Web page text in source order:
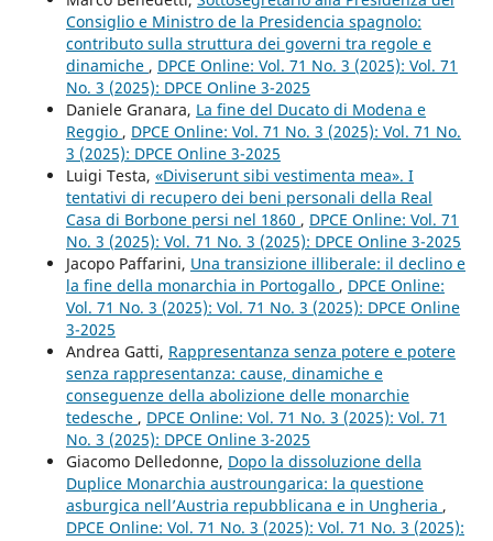
Consiglio e Ministro de la Presidencia spagnolo:
contributo sulla struttura dei governi tra regole e
dinamiche , DPCE Online: Vol. 71 No. 3 (2025): Vol. 71
No. 3 (2025): DPCE Online 3-2025
Daniele Granara, La fine del Ducato di Modena e
Reggio , DPCE Online: Vol. 71 No. 3 (2025): Vol. 71 No.
3 (2025): DPCE Online 3-2025
Luigi Testa, «Diviserunt sibi vestimenta mea». I
tentativi di recupero dei beni personali della Real
Casa di Borbone persi nel 1860 , DPCE Online: Vol. 71
No. 3 (2025): Vol. 71 No. 3 (2025): DPCE Online 3-2025
Jacopo Paffarini, Una transizione illiberale: il declino e
la fine della monarchia in Portogallo , DPCE Online:
Vol. 71 No. 3 (2025): Vol. 71 No. 3 (2025): DPCE Online
3-2025
Andrea Gatti, Rappresentanza senza potere e potere
senza rappresentanza: cause, dinamiche e
conseguenze della abolizione delle monarchie
tedesche , DPCE Online: Vol. 71 No. 3 (2025): Vol. 71
No. 3 (2025): DPCE Online 3-2025
Giacomo Delledonne, Dopo la dissoluzione della
Duplice Monarchia austroungarica: la questione
asburgica nell’Austria repubblicana e in Ungheria ,
DPCE Online: Vol. 71 No. 3 (2025): Vol. 71 No. 3 (2025):